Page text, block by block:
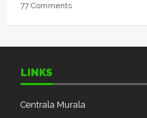
77 Comments
LINKS
Centrala Murala